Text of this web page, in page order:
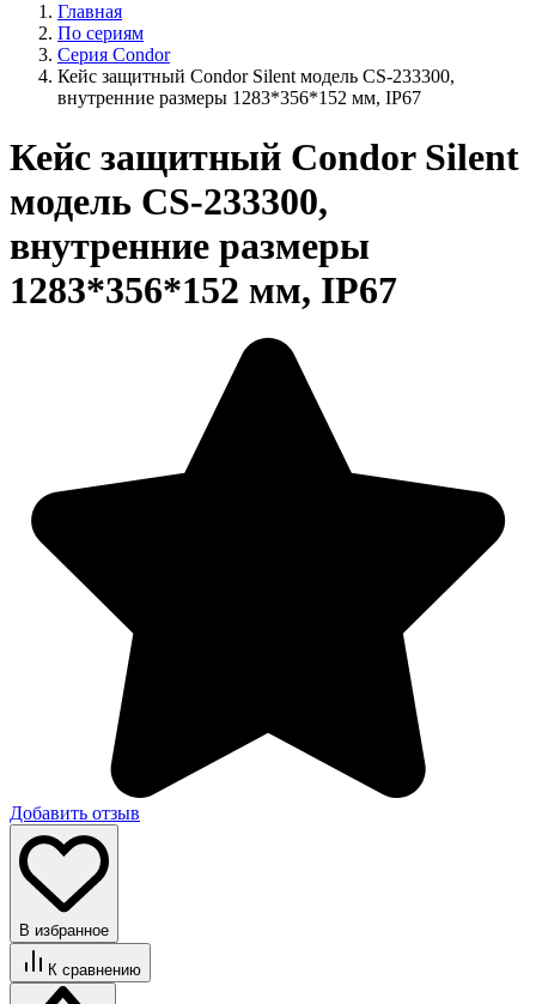
Главная
По сериям
Серия Condor
Кейс защитный Condor Silent модель CS-233300,
внутренние размеры 1283*356*152 мм, IP67
Кейс защитный Condor Silent
модель CS-233300,
внутренние размеры
1283*356*152 мм, IP67
Добавить отзыв
В избранное
К сравнению